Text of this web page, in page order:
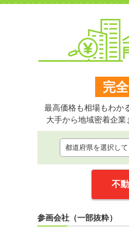
完
最高価格も相場もわか
大手から地域密着企業
不
参画会社（一部抜粋）